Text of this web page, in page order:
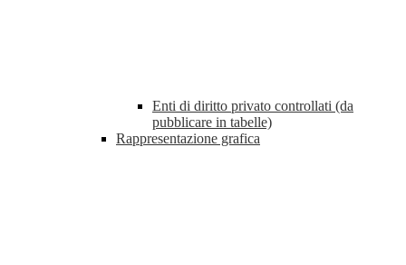
Enti di diritto privato controllati (da
pubblicare in tabelle)
Rappresentazione grafica